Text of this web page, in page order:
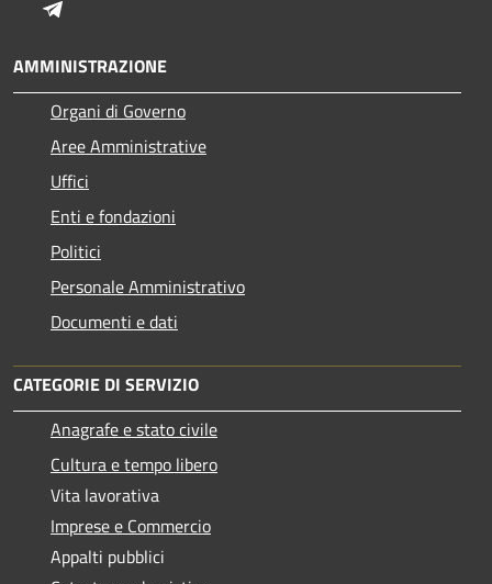
AMMINISTRAZIONE
Organi di Governo
Aree Amministrative
Uffici
Enti e fondazioni
Politici
Personale Amministrativo
Documenti e dati
CATEGORIE DI SERVIZIO
Anagrafe e stato civile
Cultura e tempo libero
Vita lavorativa
Imprese e Commercio
Appalti pubblici